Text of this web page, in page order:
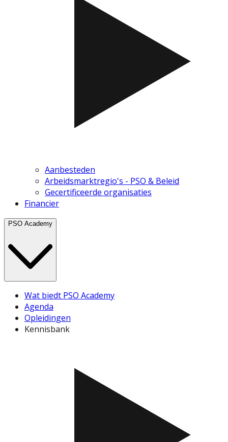
Aanbesteden
Arbeidsmarktregio's - PSO & Beleid
Gecertificeerde organisaties
Financier
PSO Academy
Wat biedt PSO Academy
Agenda
Opleidingen
Kennisbank